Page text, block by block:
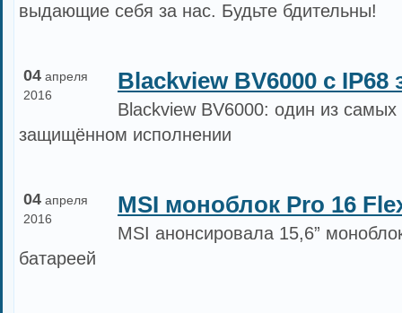
выдающие себя за нас. Будьте бдительны!
04 апреля
2016
Blackview BV6000 c IP68
Blackview BV6000: один из
защищённом исполнении
04 апреля
2016
MSI моноблок Pro 16
MSI анонсировала 15,6”
батареей